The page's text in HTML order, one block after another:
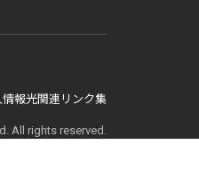
報光関連リンク集
All rights reserved.